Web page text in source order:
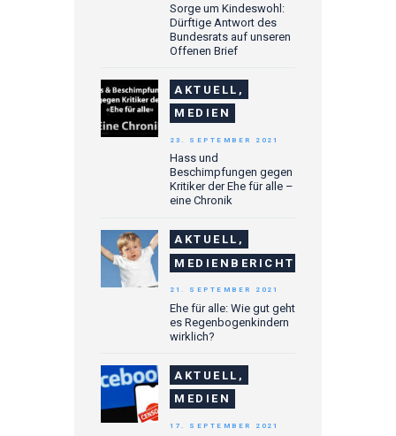
Sorge um Kindeswohl:
Dürftige Antwort des
Bundesrats auf unseren
Offenen Brief
AKTUELL,
MEDIEN
Hass und
Beschimpfungen gegen
Kritiker der Ehe für alle –
eine Chronik
23. SEPTEMBER 2021
AKTUELL,
MEDIENBERICHTE
Ehe für alle: Wie gut geht
es Regenbogenkindern
wirklich?
21. SEPTEMBER 2021
AKTUELL,
MEDIEN
17. SEPTEMBER 2021